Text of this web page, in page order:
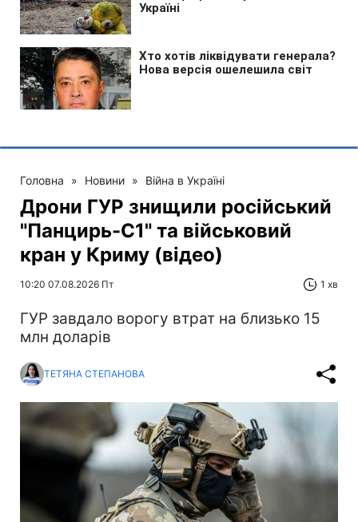
Головна » Новини » Війна в Україні
Дрони ГУР знищили російський
"Панцирь-С1" та військовий
кран у Криму (відео)
10:20 07.08.2026 Пт 1 хв
ГУР завдало ворогу втрат на близько 15
млн доларів
ТЕТЯНА СТЕПАНОВА